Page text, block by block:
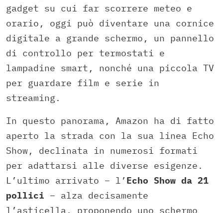
gadget su cui far scorrere meteo e
orario, oggi può diventare una cornice
digitale a grande schermo, un pannello
di controllo per termostati e
lampadine smart, nonché una piccola TV
per guardare film e serie in
streaming.
In questo panorama, Amazon ha di fatto
aperto la strada con la sua linea Echo
Show, declinata in numerosi formati
per adattarsi alle diverse esigenze.
L’ultimo arrivato – l’ Echo Show da 21
pollici – alza decisamente
l’asticella, proponendo uno schermo